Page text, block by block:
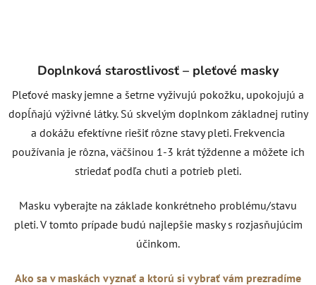
Doplnková starostlivosť – pleťové masky
Pleťové masky jemne a šetrne vyživujú pokožku, upokojujú a
dopĺňajú výživné látky. Sú skvelým doplnkom základnej rutiny
a dokážu efektívne riešiť rôzne stavy pleti. Frekvencia
používania je rôzna, väčšinou 1-3 krát týždenne a môžete ich
striedať podľa chuti a potrieb pleti.
Masku vyberajte na základe konkrétneho problému/stavu
pleti. V tomto prípade budú najlepšie masky s rozjasňujúcim
účinkom.
Ako sa v maskách vyznať a ktorú si vybrať vám prezradíme